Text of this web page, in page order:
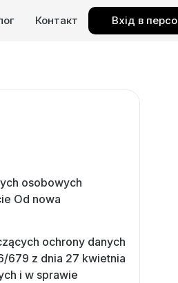
Контакт Вхід в
osobowych
Od nowa
ochrony danych
679 z dnia 27 kwietnia
i w sprawie